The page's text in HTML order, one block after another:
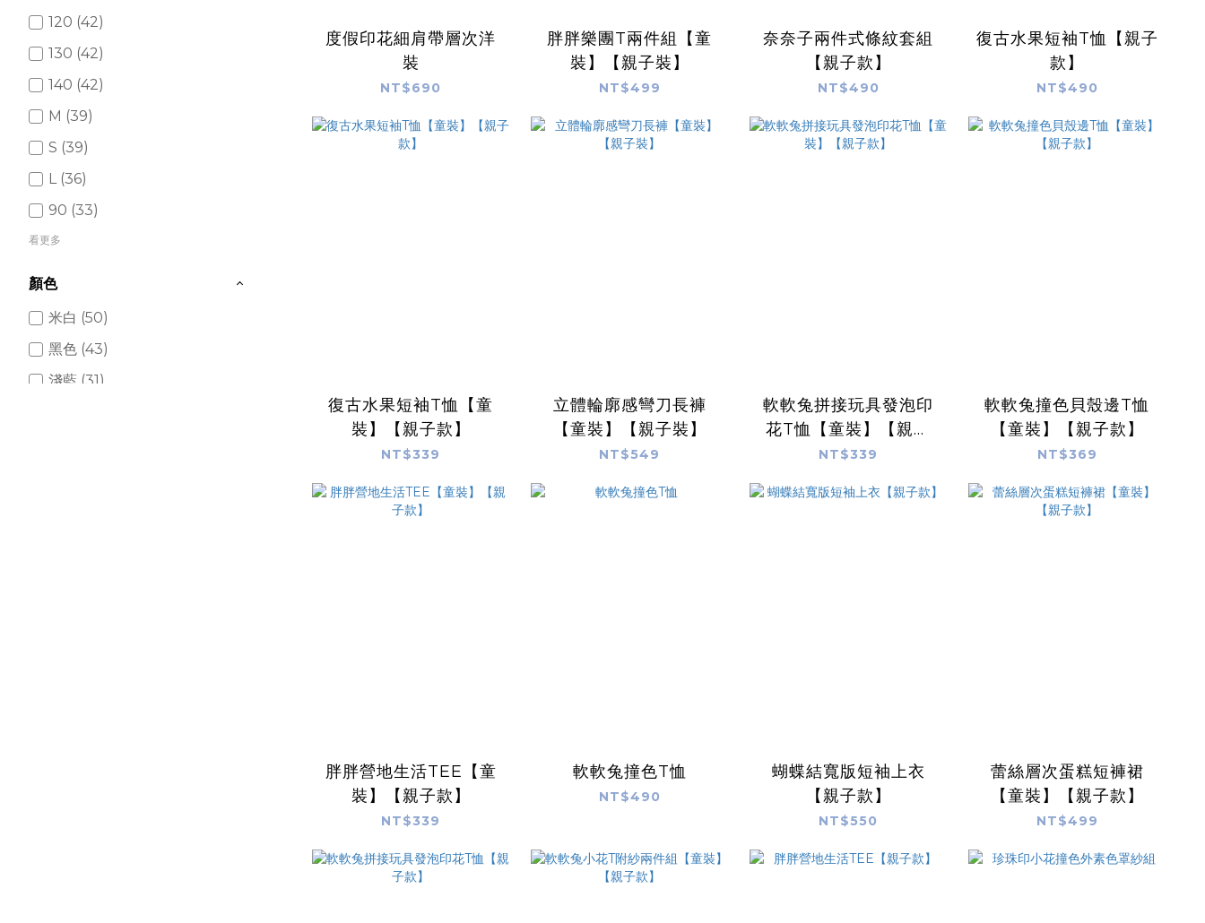
120 (42)
130 (42)
140 (42)
M (39)
S (39)
L (36)
90 (33)
看更多
顏色
米白 (50)
黑色 (43)
淺藍 (31)
度假印花細肩帶層次洋
裝
NT$690
胖胖樂團T兩件組【童
裝】【親子裝】
NT$499
奈奈子兩件式條紋套組
【親子款】
NT$490
復古水果短袖T恤【親子
款】
NT$490
復古水果短袖T恤【童
裝】【親子款】
NT$339
立體輪廓感彎刀長褲
【童裝】【親子裝】
NT$549
軟軟兔拼接玩具發泡印
花T恤【童裝】【親子
款】
NT$339
軟軟兔撞色貝殼邊T恤
【童裝】【親子款】
NT$369
胖胖營地生活TEE【童
裝】【親子款】
NT$339
軟軟兔撞色T恤
NT$490
蝴蝶結寬版短袖上衣
【親子款】
NT$550
蕾絲層次蛋糕短褲裙
【童裝】【親子款】
NT$499